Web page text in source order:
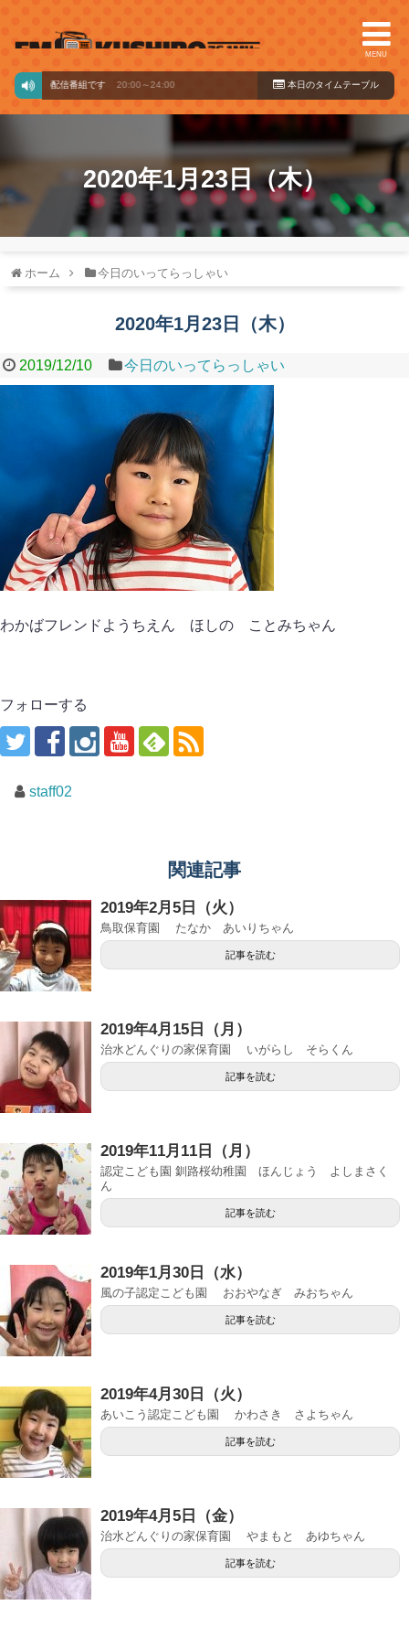
MENU
からの配信番組です 20:00～24:00 本日のタイ ムテーブル
2020年1月23日（木）
ホーム 今日のいってらっしゃい
2020年1月23日（木）
2019/12/10 今日のいってらっしゃい
わかばフレンドようちえん ほしの ことみちゃん
フォローする
staff02
関連記事
2019年2月5日（火）
鳥取保育園 たなか あいりちゃん
記事を読む
2019年4月15日（月）
治水どんぐりの家保育園 いがらし そらくん
記事を読む
2019年11月11日（月）
認定こども園 釧路桜幼稚園 ほんじょう よしまさく
ん
記事を読む
2019年1月30日（水）
風の子認定こども園 おおやなぎ みおちゃん
記事を読む
2019年4月30日（火）
あいこう認定こども園 かわさき さよちゃん
記事を読む
2019年4月5日（金）
治水どんぐりの家保育園 やまもと あゆちゃん
記事を読む